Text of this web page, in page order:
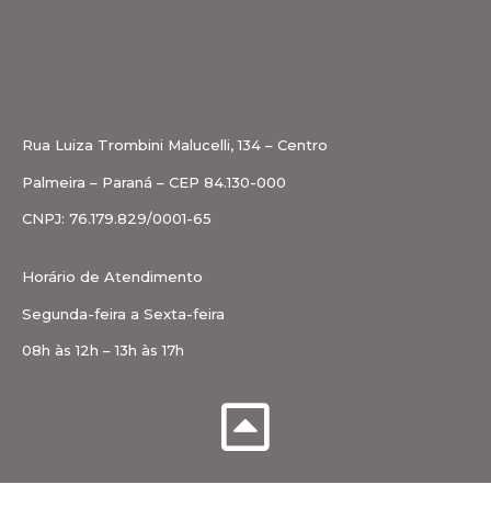
Rua Luiza Trombini Malucelli, 134 – Centro
Palmeira – Paraná – CEP 84.130-000
CNPJ: 76.179.829/0001-65
Horário de Atendimento
Segunda-feira a Sexta-feira
08h às 12h – 13h às 17h